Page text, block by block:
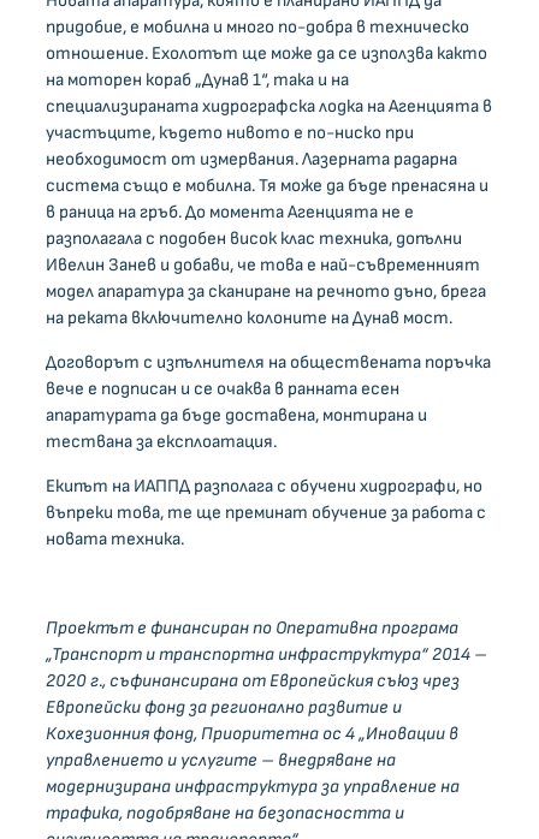
придобие, е мобилна и много по-добра в техническо
отношение. Ехолотът ще може да се използва както
на моторен кораб „Дунав 1“, така и на
специализираната хидрографска лодка на Агенцията в
участъците, където нивото е по-ниско при
необходимост от измервания. Лазерната радарна
система също е мобилна. Тя може да бъде пренасяна и
в раница на гръб. До момента Агенцията не е
разполагала с подобен висок клас техника, допълни
Ивелин Занев и добави, че това е най-съвременният
модел апаратура за сканиране на речното дъно, брега
на реката включително колоните на Дунав мост.
Договорът с изпълнителя на обществената поръчка
вече е подписан и се очаква в ранната есен
апаратурата да бъде доставена, монтирана и
тествана за експлоатация.
Екипът на ИАППД разполага с обучени хидрографи, но
въпреки това, те ще преминат обучение за работа с
новата техника.
Проектът е финансиран по Оперативна програма
„Транспорт и транспортна инфраструктура“ 2014 –
2020 г., съфинансирана от Европейския съюз чрез
Европейски фонд за регионално развитие и
Кохезионния фонд, Приоритетна ос 4 „Иновации в
управлението и услугите – внедряване на
модернизирана инфраструктура за управление на
трафика, подобряване на безопасността и